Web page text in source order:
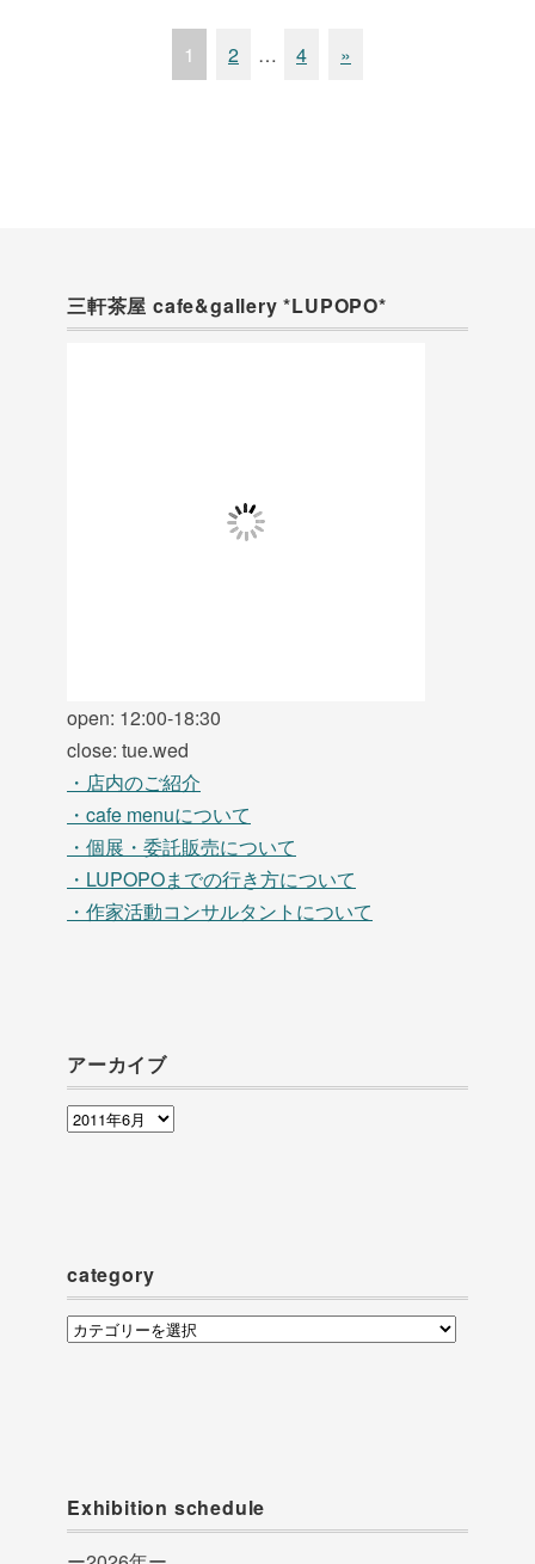
1 2 … 4 »
三軒茶屋 cafe&gallery *LUPOPO*
open: 12:00-18:30
close: tue.wed
・店内のご紹介
・cafe menuについて
・個展・委託販売について
・LUPOPOまでの行き方について
・作家活動コンサルタントについて
アーカイブ
ア
category
category
Exhibition schedule